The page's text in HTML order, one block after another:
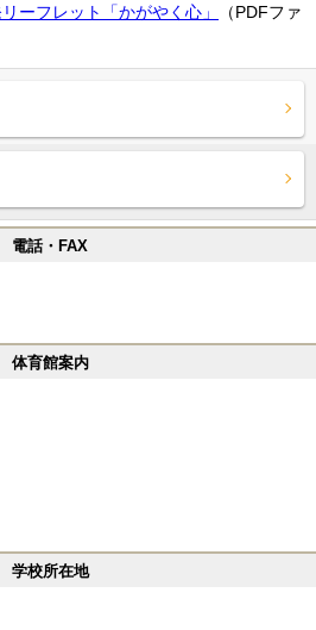
ーフレット「かがやく心」
（PDFファ
電話・FAX
体育館案内
学校所在地